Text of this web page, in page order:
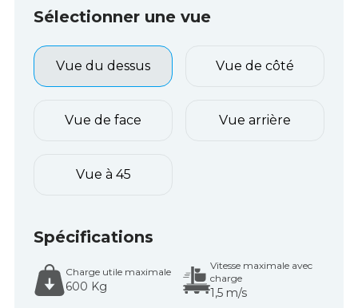
Sélectionner une vue
Vue du dessus Vue de côté
Vue de face Vue arrière
Vue à 45
Spécifications
Charge utile maximale
600 Kg
Vitesse maximale avec
charge
1,5 m/s